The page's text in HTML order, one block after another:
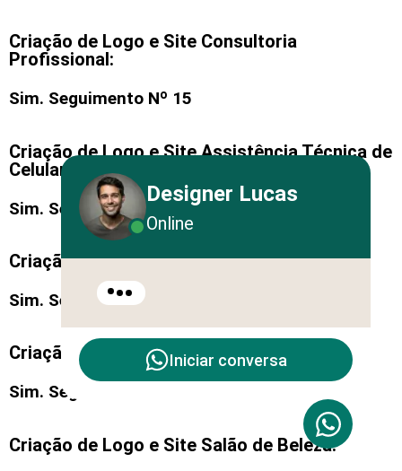
Criação de Logo e Site Consultoria
Profissional:
Sim. Seguimento Nº 15
Criação de Logo e Site Assistência Técnica de
Celular:
Sim. Seguimento Nº 16
Criação de Logo e Site Móveis Planejados:
Sim. Seguimento Nº 17
Criação de Logo e Site Barbearia:
Sim. Seguimento Nº 18
Criação de Logo e Site Salão de Beleza:
Designer Lucas
Online
Iniciar conversa